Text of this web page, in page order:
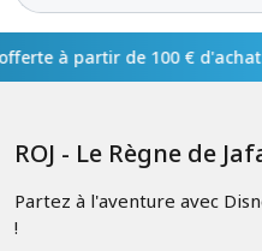
Paiement en 4x
ROJ - Le Règne de
Partez à l'aventure avec
!